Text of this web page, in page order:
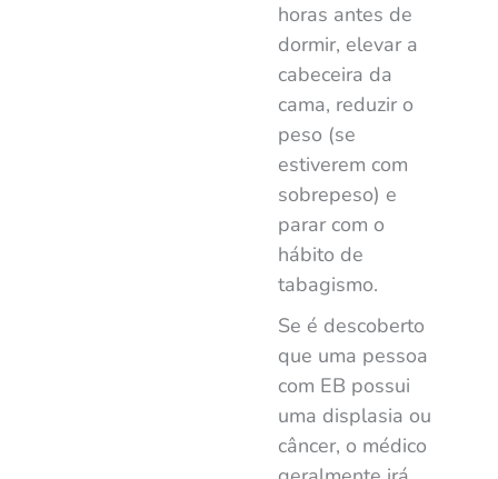
horas antes de
dormir, elevar a
cabeceira da
cama, reduzir o
peso (se
estiverem com
sobrepeso) e
parar com o
hábito de
tabagismo.
Se é descoberto
que uma pessoa
com EB possui
uma displasia ou
câncer, o médico